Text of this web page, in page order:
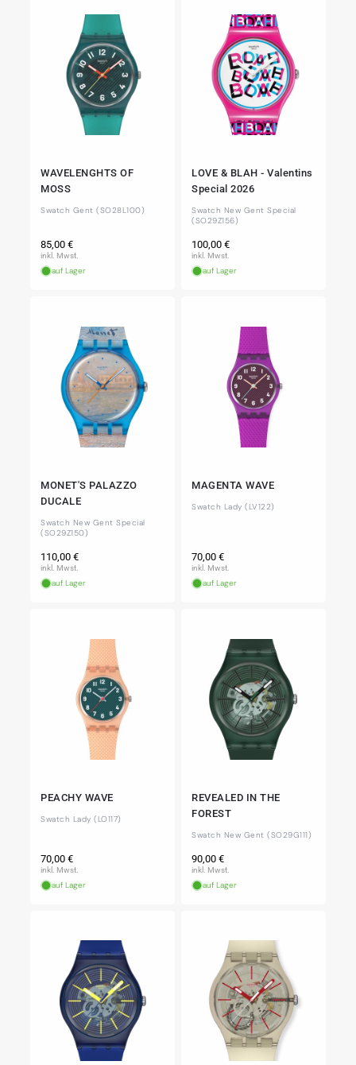
WAVELENGHTS OF
MOSS
Swatch Gent (SO28L100)
Normaler
Preis
85,00 €
inkl. Mwst.
auf Lager
LOVE & BLAH - Valentins
Special 2026
Swatch New Gent Special
(SO29Z156)
Normaler
Preis
100,00 €
inkl. Mwst.
auf Lager
MONET'S PALAZZO
DUCALE
Swatch New Gent Special
(SO29Z150)
Normaler
Preis
110,00 €
inkl. Mwst.
auf Lager
MAGENTA WAVE
Swatch Lady (LV122)
Normaler
Preis
70,00 €
inkl. Mwst.
auf Lager
PEACHY WAVE
Swatch Lady (LO117)
Normaler
Preis
70,00 €
inkl. Mwst.
auf Lager
REVEALED IN THE
FOREST
Swatch New Gent (SO29G111)
Normaler
Preis
90,00 €
inkl. Mwst.
auf Lager